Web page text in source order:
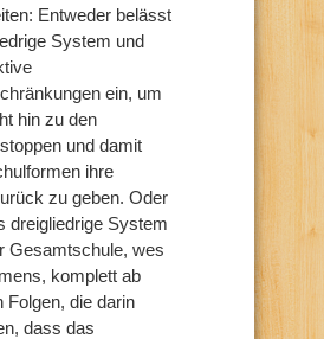
Entweder belässt
System und
ein, um
hin zu den
und damit
ihre
zu geben. Oder
dreigliedrige System
Gesamtschule, wes
komplett ab
Folgen, die darin
dass das